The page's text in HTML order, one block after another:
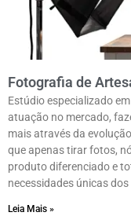
Fotografia de
Estúdio especializado
atuação no mercado,
mais através da
que apenas tirar fotos,
produto diferenciado e
necessidades únicas
Leia Mais »